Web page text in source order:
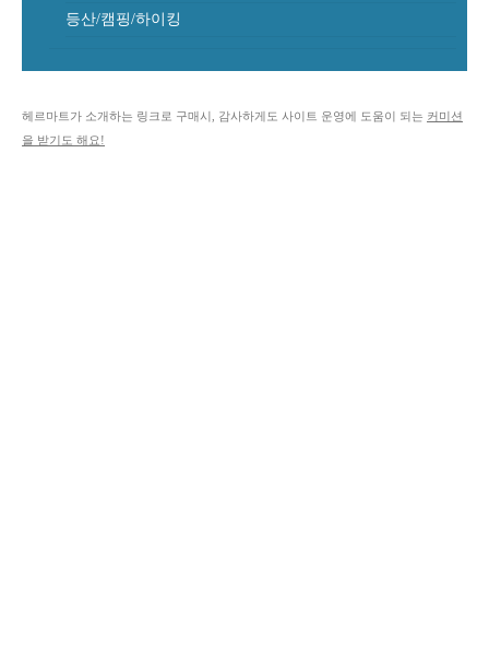
등산/캠핑/하이킹
헤르마트가 소개하는 링크로 구매시, 감사하게도 사이트 운영에 도움이 되는 커미션
을 받기도 해요!